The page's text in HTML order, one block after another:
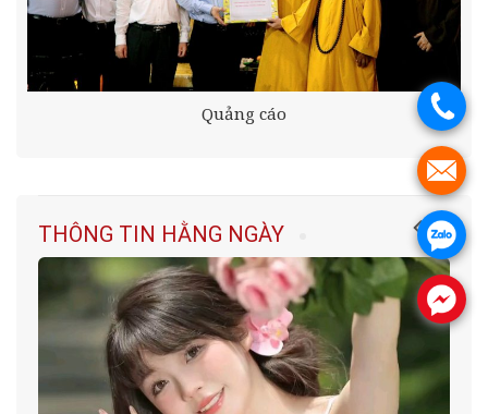
Quảng cáo
THÔNG TIN HẰNG NGÀY
.
.
.
.